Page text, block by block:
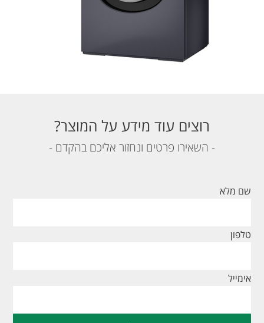
רוצים עוד מידע על המוצר?
- השאירו פרטים ונחזור אליכם בהקדם -
שם מלא
טלפון
אימייל